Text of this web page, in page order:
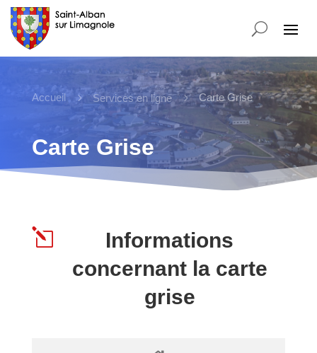
Accueil 5 Services en ligne 5 Carte Grise
Carte Grise
l
Informations
concernant la carte
grise